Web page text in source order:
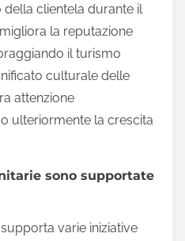
della clientela durante il
la reputazione
il turismo
culturale delle
attenzione
ulteriormente la crescita
sono supportate
varie iniziative